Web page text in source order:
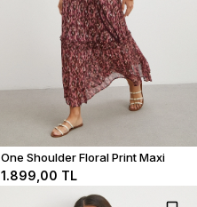
One Shoulder Floral Print Maxi
Dress
1.899,00 TL